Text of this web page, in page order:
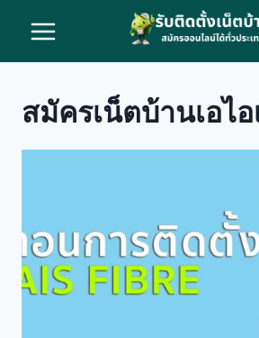
content
สมัครเน็ตบ้านเอไอ